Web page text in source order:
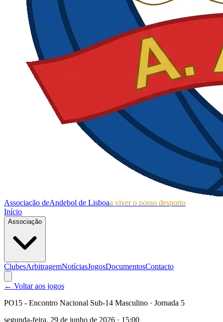
Associação deAndebol de Lisboaa viver o nosso desporto
Início
Associação
ClubesArbitragemNotíciasJogosDocumentosContacto
← Voltar aos jogos
PO15 - Encontro Nacional Sub-14 Masculino · Jornada 5
segunda-feira, 29 de junho de 2026 · 15:00